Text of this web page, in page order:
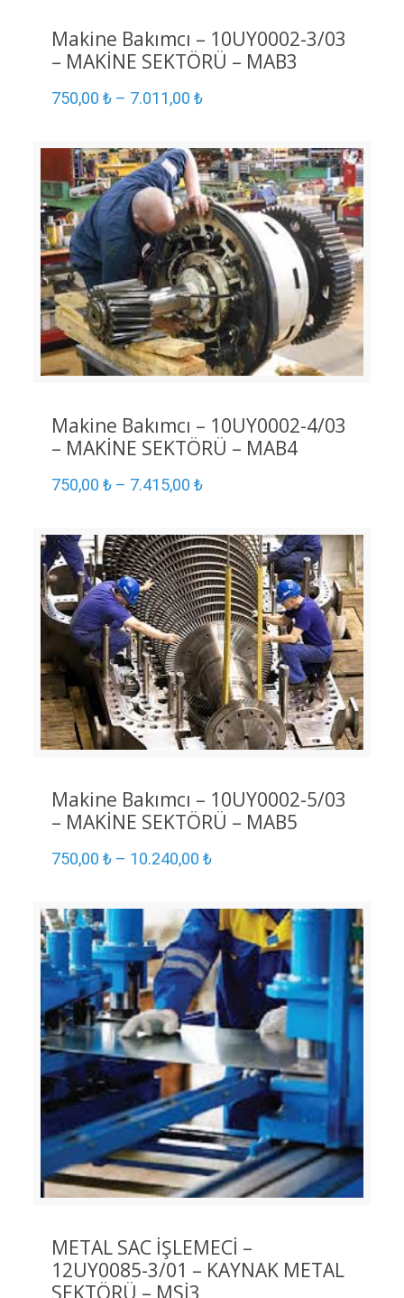
Makine Bakımcı – 10UY0002-3/03
– MAKİNE SEKTÖRÜ – MAB3
750,00 ₺– 7.011,00 ₺
Makine Bakımcı – 10UY0002-4/03
– MAKİNE SEKTÖRÜ – MAB4
750,00 ₺– 7.415,00 ₺
Makine Bakımcı – 10UY0002-5/03
– MAKİNE SEKTÖRÜ – MAB5
750,00 ₺– 10.240,00 ₺
METAL SAC İŞLEMECİ –
12UY0085-3/01 – KAYNAK METAL
SEKTÖRÜ – MSİ3